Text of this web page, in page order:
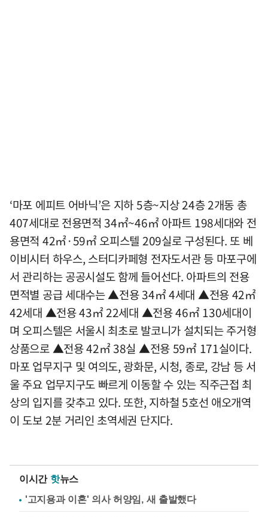
‘마포 에피트 어바닉’은 지하 5층~지상 24층 2개동 총
407세대로 전용면적 34㎡~46㎡ 아파트 198세대와 전
용면적 42㎡·59㎡ 오피스텔 209실로 구성된다. 또 베
이비시터 하우스, 스터디카페형 전자도서관 등 마포구에
서 관리하는 공공시설도 함께 들어선다. 아파트의 전용
면적별 공급 세대수는 ▲전용 34㎡ 4세대 ▲전용 42㎡
42세대 ▲전용 43㎡ 22세대 ▲전용 46㎡ 130세대이
며 오피스텔은 서울시 최초로 발코니가 설치되는 주거형
상품으로 ▲전용 42㎡ 38실 ▲전용 59㎡ 171실이다.
마포 업무지구 및 여의도, 광화문, 시청, 종로, 강남 등 서
울 주요 업무지구도 빠르게 이동할 수 있는 직주근접 최
상의 입지를 갖추고 있다. 또한, 지하철 5호선 애오개역
이 도보 2분 거리인 초역세권 단지다.
이시간 핫뉴스
'고지용과 이혼' 의사 허양임, 새 출발했다